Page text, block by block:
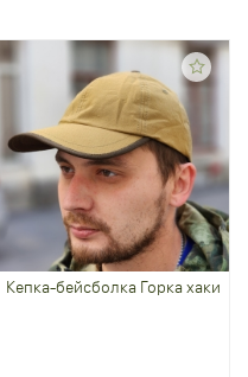
Кепка-бейсболка Горка хаки